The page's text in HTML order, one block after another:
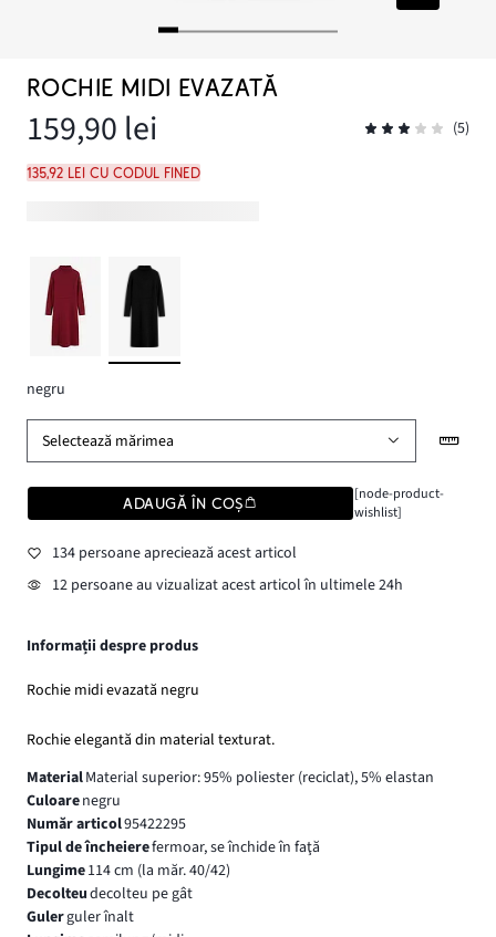
ROCHIE MIDI EVAZATĂ
159,90 lei (5)
135,92 lei cu codul FINED
negru
Selectează mărimea
ADAUGĂ ÎN COȘ
[node-product-
wishlist]
134 persoane apreciează acest articol
12 persoane au vizualizat acest articol în ultimele 24h
Informații despre produs
Rochie midi evazată negru
Rochie elegantă din material texturat.
MaterialMaterial superior: 95% poliester (reciclat), 5% elastan
Culoarenegru
Număr articol95422295
Tipul de încheierefermoar, se închide în faţă
Lungime114 cm (la măr. 40/42)
Decolteudecolteu pe gât
Gulerguler înalt